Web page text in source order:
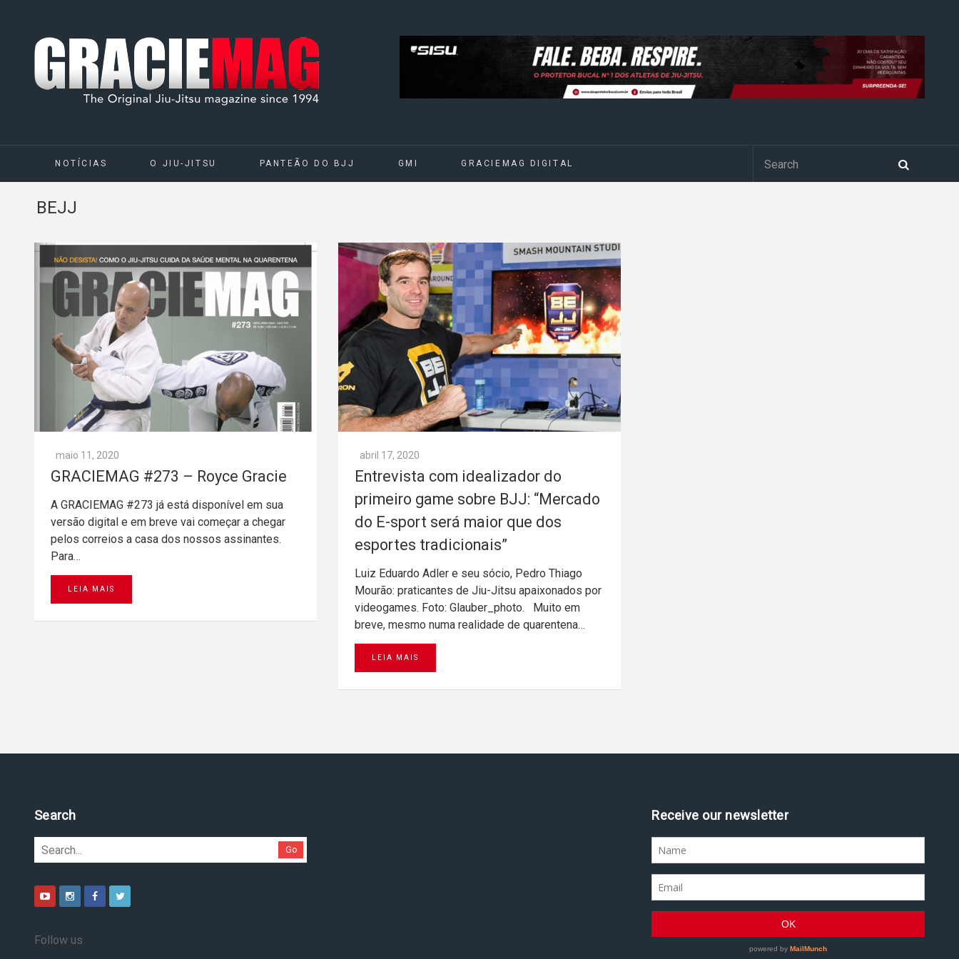
NOTÍCIAS O JIU-JITSU PANTEÃO DO BJJ GMI GRACIEMAG DIGITAL
BEJJ
maio 11, 2020
GRACIEMAG #273 – Royce Gracie
A GRACIEMAG #273 já está disponível em sua
versão digital e em breve vai começar a chegar
pelos correios a casa dos nossos assinantes.
Para…
LEIA MAIS
abril 17, 2020
Entrevista com idealizador do
primeiro game sobre BJJ: “Mercado
do E-sport será maior que dos
esportes tradicionais”
Luiz Eduardo Adler e seu sócio, Pedro Thiago
Mourão: praticantes de Jiu-Jitsu apaixonados por
videogames. Foto: Glauber_photo. Muito em
breve, mesmo numa realidade de quarentena…
LEIA MAIS
Search
Go
Follow us
Receive our newsletter